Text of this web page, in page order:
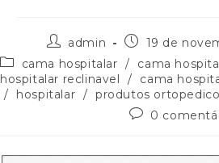
admin
19 de
cama hospitalar / cama
hospitalar reclinavel
/
cama
/
hospitalar / produtos
0